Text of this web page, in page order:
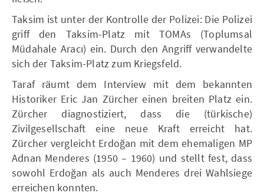
Taksim ist unter der Kontrolle der Polizei: Die Polizei
griff den Taksim-Platz mit TOMAs (Toplumsal
Müdahale Aracı) ein. Durch den Angriff verwandelte
sich der Taksim-Platz zum Kriegsfeld.
Taraf räumt dem Interview mit dem bekannten
Historiker Eric Jan Zürcher einen breiten Platz ein.
Zürcher diagnostiziert, dass die (türkische)
Zivilgesellschaft eine neue Kraft erreicht hat.
Zürcher vergleicht Erdoğan mit dem ehemaligen MP
Adnan Menderes (1950 – 1960) und stellt fest, dass
sowohl Erdoğan als auch Menderes drei Wahlsiege
erreichen konnten.